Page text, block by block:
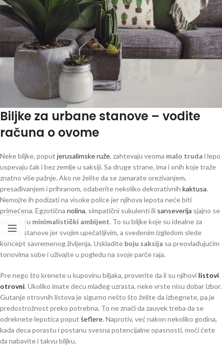
Biljke za urbane stanove – vodite
računa o ovome
Neke biljke, poput jerusalimske ruže, zahtevaju veoma malo truda i lepo
uspevaju čak i bez zemlje u saksiji. Sa druge strane, ima i onih koje traže
znatno više pažnje. Ako ne želite da se zamarate orezivanjem,
presađivanjem i prihranom, odaberite nekoliko dekorativnih kaktusa.
Nemojte ih podizati na visoke police jer njihova lepota neće biti
primećena. Egzotična nolina, simpatični sukulenti ili sanseverija sjajno se
uklapaju u minimalistički ambijent. To su biljke koje su idealne za
urbane stanove jer svojim upečatljivim, a svedenim izgledom slede
koncept savremenog življenja. Uskladite boju saksija sa preovlađujućim
tonovima sobe i uživajte u pogledu na svoje parče raja.
Pre nego što krenete u kupovinu biljaka, proverite da li su njihovi listovi
otrovni. Ukoliko imate decu mlađeg uzrasta, neke vrste nisu dobar izbor.
Gutanje otrovnih listova je sigurno nešto što želite da izbegnete, pa je
predostrožnost preko potrebna. To ne znači da zauvek treba da se
odreknete lepotica poput šeflere. Naprotiv, već nakon nekoliko godina,
kada deca porastu i postanu svesna potencijalne opasnosti, moći ćete
da nabavite i takvu biljku.